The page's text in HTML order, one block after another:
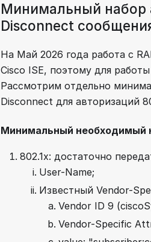
Минимальный набор
Disconnect
На Май 2026 года работа с
Cisco ISE, поэтому для
Рассмотрим отдельно
Disconnect для авторизаций
Минимальный необходимый
802.1x: достаточно
User-Name;
Известный Vendor-
Vendor ID 9
Vendor-Specific